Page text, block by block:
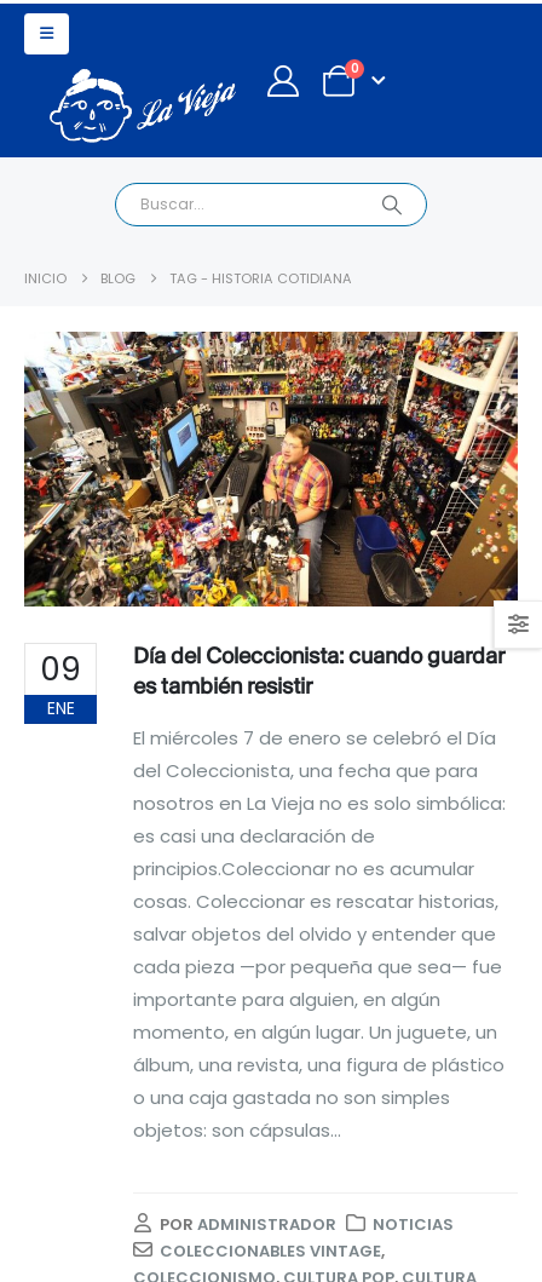
0
INICIO BLOG TAG - HISTORIA COTIDIANA
09
ENE
Día del Coleccionista: cuando guardar
es también resistir
El miércoles 7 de enero se celebró el Día
del Coleccionista, una fecha que para
nosotros en La Vieja no es solo simbólica:
es casi una declaración de
principios.Coleccionar no es acumular
cosas. Coleccionar es rescatar historias,
salvar objetos del olvido y entender que
cada pieza —por pequeña que sea— fue
importante para alguien, en algún
momento, en algún lugar. Un juguete, un
álbum, una revista, una figura de plástico
o una caja gastada no son simples
objetos: son cápsulas...
POR ADMINISTRADOR
NOTICIAS
COLECCIONABLES VINTAGE,